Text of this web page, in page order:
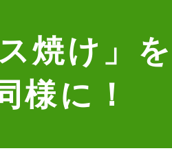
焼け」
様に！